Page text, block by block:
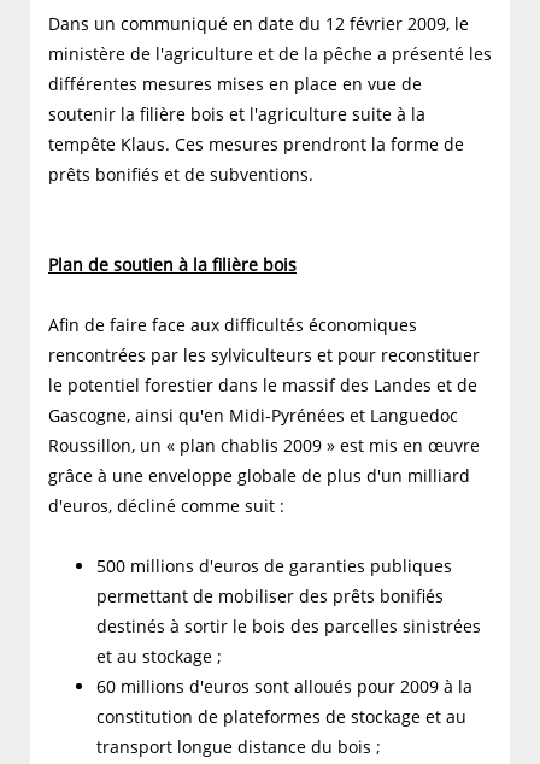
Dans un communiqué en date du 12 février 2009, le
ministère de l'agriculture et de la pêche a présenté les
différentes mesures mises en place en vue de
soutenir la filière bois et l'agriculture suite à la
tempête Klaus. Ces mesures prendront la forme de
prêts bonifiés et de subventions.
Plan de soutien à la filière bois
Afin de faire face aux difficultés économiques
rencontrées par les sylviculteurs et pour reconstituer
le potentiel forestier dans le massif des Landes et de
Gascogne, ainsi qu'en Midi-Pyrénées et Languedoc
Roussillon, un « plan chablis 2009 » est mis en œuvre
grâce à une enveloppe globale de plus d'un milliard
d'euros, décliné comme suit :
500 millions d'euros de garanties publiques
permettant de mobiliser des prêts bonifiés
destinés à sortir le bois des parcelles sinistrées
et au stockage ;
60 millions d'euros sont alloués pour 2009 à la
constitution de plateformes de stockage et au
transport longue distance du bois ;